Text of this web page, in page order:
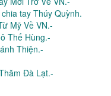
tay Thúy Quỳnh.
Mỹ Về VN.-
Thế Hùng.-
Thiện.-
Đà Lạt.-